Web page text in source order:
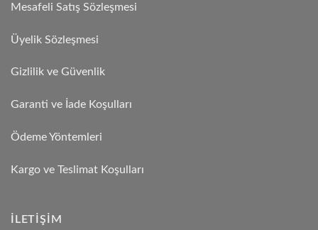
Mesafeli Satış Sözleşmesi
Üyelik Sözleşmesi
Gizlilik ve Güvenlik
Garanti ve İade Koşulları
Ödeme Yöntemleri
Kargo ve Teslimat Koşulları
İLETIŞIM